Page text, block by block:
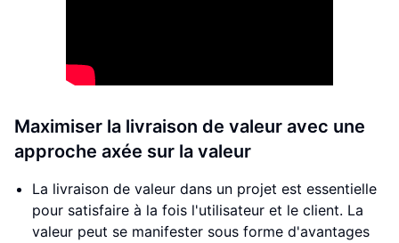
Maximiser la livraison de valeur avec une
approche axée sur la valeur
La livraison de valeur dans un projet est essentielle
pour satisfaire à la fois l'utilisateur et le client. La
valeur peut se manifester sous forme d'avantages